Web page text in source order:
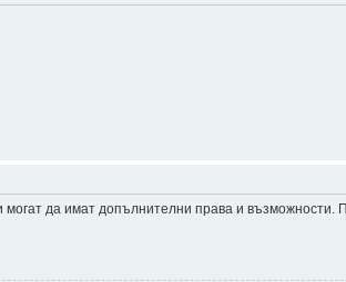
да имат допълнителни права и възможности.